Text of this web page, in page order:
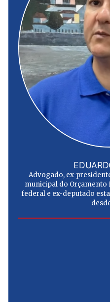
Advogado, ex-
municipal do Orçamento
federal e ex-deputado